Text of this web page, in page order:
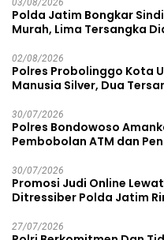
03/08/2026
Polda Jatim Bongkar
Murah, Lima Tersangka
02/08/2026
Polres Probolinggo Kota
Manusia Silver, Dua
30/07/2026
Polres Bondowoso
Pembobolan ATM dan
30/07/2026
Promosi Judi Online
Ditressiber Polda Jatim
27/07/2026